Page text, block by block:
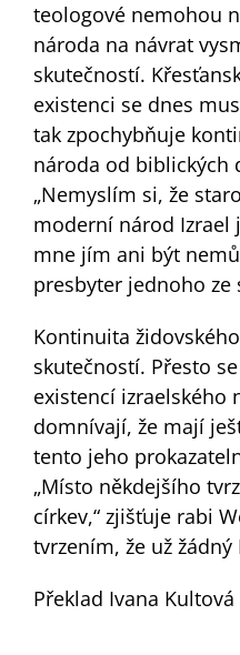
teologové nemohou
národa na návrat
skutečností.
existenci se dnes
tak zpochybňuje
národa od biblických
„Nemyslím si, že
moderní národ Izrael
mne jím ani být
presbyter jednoho ze
Kontinuita
skutečností. Přesto
existencí izraelského
domnívají, že mají
tento jeho
„Místo někdejšího
církev,“ zjišťuje rabi
tvrzením, že už žádný
Překlad Ivana Kultová